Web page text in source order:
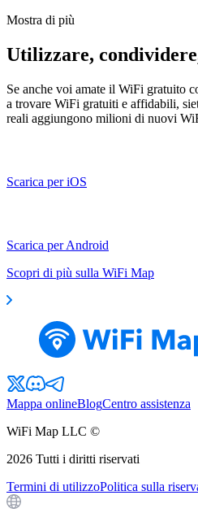
Mostra di più
Utilizzare,
Se anche voi amate il WiFi gratuito
a trovare WiFi gratuiti e affidabili,
reali aggiungono milioni di nuovi
Scarica per iOS
Scarica per Android
Scopri di più sulla WiFi Map
Mappa onlineBlogCentro assistenza
WiFi Map LLC ©
2026 Tutti i diritti riservati
Termini di utilizzoPolitica sulla